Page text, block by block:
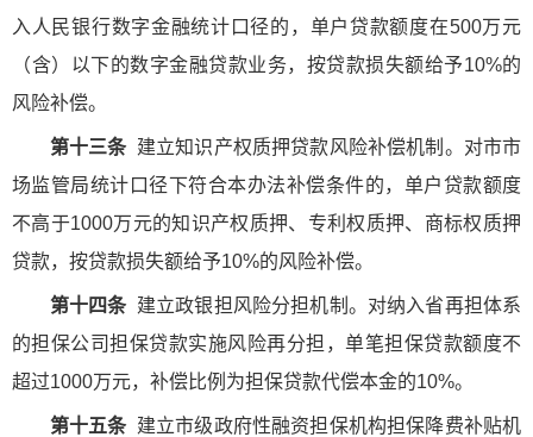
入人民银行数字金融统计口径的，单户贷款额度在500万元
（含）以下的数字金融贷款业务，按贷款损失额给予10%的
风险补偿。
第十三条建立知识产权质押贷款风险补偿机制。对市市
场监管局统计口径下符合本办法补偿条件的，单户贷款额度
不高于1000万元的知识产权质押、专利权质押、商标权质押
贷款，按贷款损失额给予10%的风险补偿。
第十四条建立政银担风险分担机制。对纳入省再担体系
的担保公司担保贷款实施风险再分担，单笔担保贷款额度不
超过1000万元，补偿比例为担保贷款代偿本金的10%。
第十五条建立市级政府性融资担保机构担保降费补贴机